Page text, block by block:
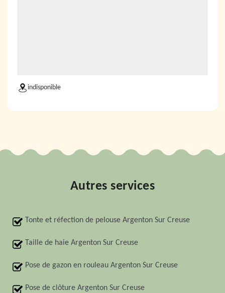
indisponible
Autres services
Tonte et réfection de pelouse Argenton Sur Creuse
Taille de haie Argenton Sur Creuse
Pose de gazon en rouleau Argenton Sur Creuse
Pose de clôture Argenton Sur Creuse